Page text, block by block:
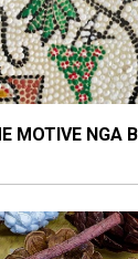
MOTIVE NGA